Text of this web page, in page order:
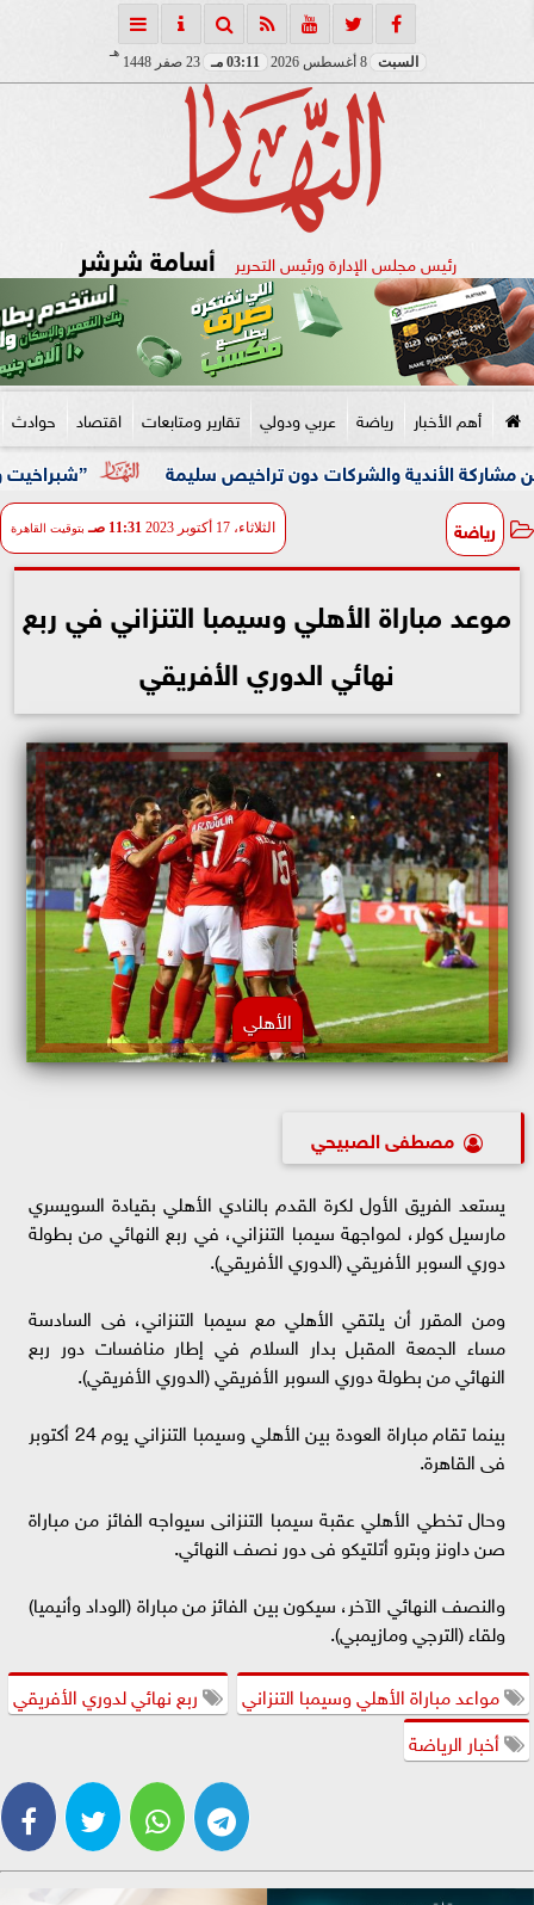
السبت 8 أغسطس 2026 03:11 مـ 23 صفر 1448
هـ
رئيس مجلس الإدارة ورئيس التحرير أسامة شرشر
أهم الأخبار رياضة عربي ودولي تقارير ومتابعات اقتصاد حوادث
”شبراخيت وبدر” ضمن أفضل 10 وحدات محلية على مستوى الجمهورية بالدورة الخامسة والشركات دون تراخيص سليمة
رياضة الثلاثاء، 17 أكتوبر 2023 11:31 صـ بتوقيت القاهرة
موعد مباراة الأهلي وسيمبا التنزاني في ربع
نهائي الدوري الأفريقي
الأهلي
مصطفى الصبيحي
يستعد الفريق الأول لكرة القدم بالنادي الأهلي بقيادة السويسري
مارسيل كولر، لمواجهة سيمبا التنزاني، في ربع النهائي من بطولة
دوري السوبر الأفريقي (الدوري الأفريقي).
ومن المقرر أن يلتقي الأهلي مع سيمبا التنزاني، فى السادسة
مساء الجمعة المقبل بدار السلام في إطار منافسات دور ربع
النهائي من بطولة دوري السوبر الأفريقي (الدوري الأفريقي).
بينما تقام مباراة العودة بين الأهلي وسيمبا التنزاني يوم 24 أكتوبر
فى القاهرة.
وحال تخطي الأهلي عقبة سيمبا التنزانى سيواجه الفائز من مباراة
صن داونز وبترو أتلتيكو فى دور نصف النهائي.
والنصف النهائي الآخر، سيكون بين الفائز من مباراة (الوداد وأنيميا)
ولقاء (الترجي ومازيمبي).
مواعد مباراة الأهلي وسيمبا التنزاني
ربع نهائي لدوري الأفريقي
أخبار الرياضة